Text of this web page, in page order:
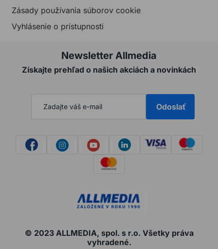
Zásady používania súborov cookie
Vyhlásenie o prístupnosti
Newsletter Allmedia
Získajte prehľad o našich akciách a novinkách
Odoslať
© 2023 ALLMEDIA, spol. s r.o. Všetky práva
vyhradené.